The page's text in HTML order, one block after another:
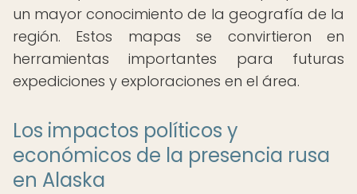
un mayor conocimiento de la geografía de la
región. Estos mapas se convirtieron en
herramientas importantes para futuras
expediciones y exploraciones en el área.
Los impactos políticos y
económicos de la presencia rusa
en Alaska